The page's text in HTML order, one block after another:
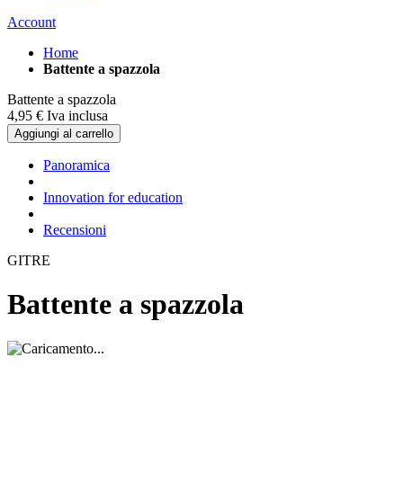
Account
Home
Battente a spazzola
Battente a spazzola
4,95 € Iva inclusa
Aggiungi al carrello
Panoramica
Innovation for education
Recensioni
GITRE
Battente a spazzola